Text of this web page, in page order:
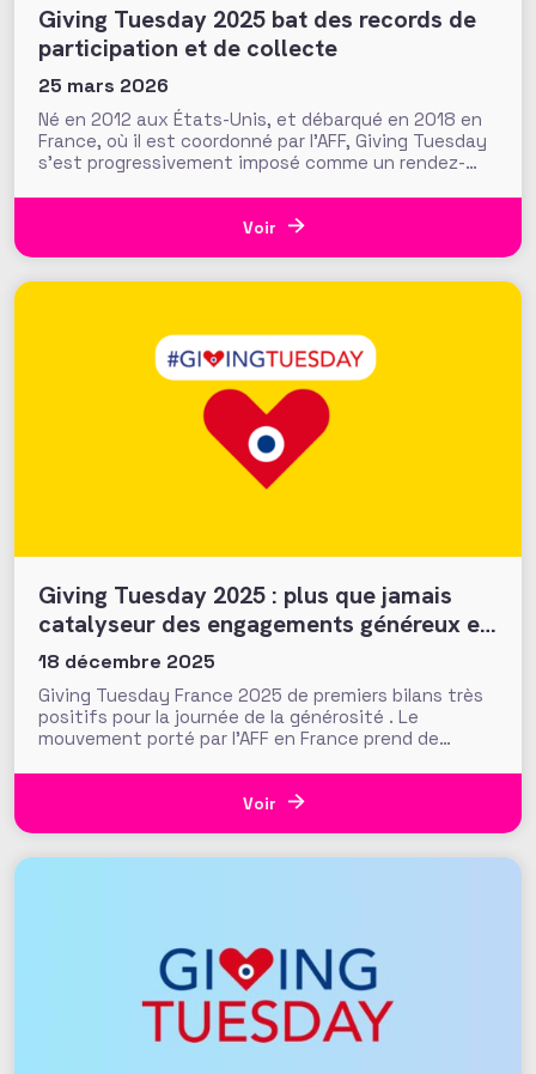
Giving Tuesday 2025 bat des records de
participation et de collecte
25 mars 2026
Né en 2012 aux États-Unis, et débarqué en 2018 en
France, où il est coordonné par l’AFF, Giving Tuesday
s’est progressivement imposé comme un rendez-
organisée le 2 décembre, en apporte une nouvelle
démonstration. À travers une participation en forte
Voir
Giving Tuesday 2025 : plus que jamais
catalyseur des engagements généreux et
collectifs ?
18 décembre 2025
Giving Tuesday France 2025 de premiers bilans très
positifs pour la journée de la générosité . Le
mouvement porté par l'AFF en France prend de
Voir